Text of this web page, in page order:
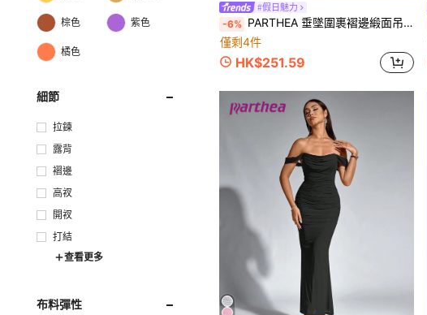
棕色 紫色
橘色
細節
拉鍊
露背
褶邊
高衩
開衩
打結
查看更多
布料彈性
#假日魅力
-6% PARTHEA 垂墜圍裹褶邊緞面吊帶連衣裙
僅剩4件
HK$251.59